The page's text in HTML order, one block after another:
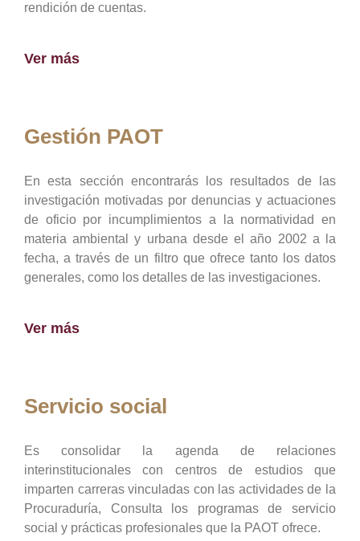
rendición de cuentas.
Ver más
Gestión PAOT
En esta sección encontrarás los resultados de las
investigación motivadas por denuncias y actuaciones
de oficio por incumplimientos a la normatividad en
materia ambiental y urbana desde el año 2002 a la
fecha, a través de un filtro que ofrece tanto los datos
generales, como los detalles de las investigaciones.
Ver más
Servicio social
Es consolidar la agenda de relaciones
interinstitucionales con centros de estudios que
imparten carreras vinculadas con las actividades de la
Procuraduría, Consulta los programas de servicio
social y prácticas profesionales que la PAOT ofrece.